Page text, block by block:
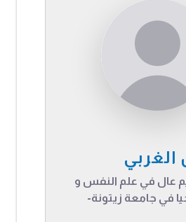
الغربي
عال في علم النفس و
في جامعة زيتونة-